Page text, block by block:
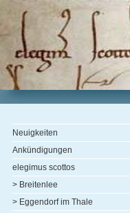
Neuigkeiten
Ankündigungen
elegimus scottos
> Breitenlee
> Eggendorf im Thale